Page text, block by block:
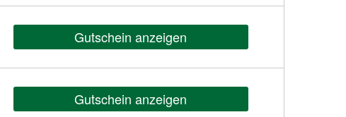
Gutschein anzeigen
Gutschein anzeigen